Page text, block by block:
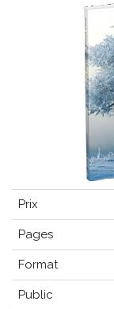
Prix
Pages
Format
Public